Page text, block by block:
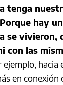
tenga
hay
se vivieron,
con las
ejemplo, hacia
en conexión